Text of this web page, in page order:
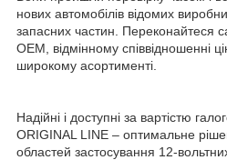
нових автомобілів відомих
запасних частин. Переконайтеся
OEM, відмінному співвідношенні
широкому асортименті.
Надійні і доступні за вартістю
ORIGINAL LINE – оптимальне
областей застосування 12-